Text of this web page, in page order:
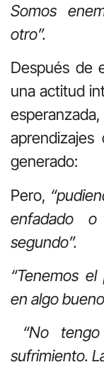
Somos
otro”.
Después de
una actitud
generado:
Pero,
enfadado
segundo”.
“Tenemos
en algo
“No
sufrimiento.